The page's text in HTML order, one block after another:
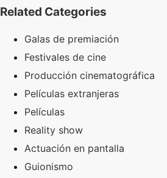
Related Categories
Galas de premiación
Festivales de cine
Producción cinematográfica
Películas extranjeras
Películas
Reality show
Actuación en pantalla
Guionismo